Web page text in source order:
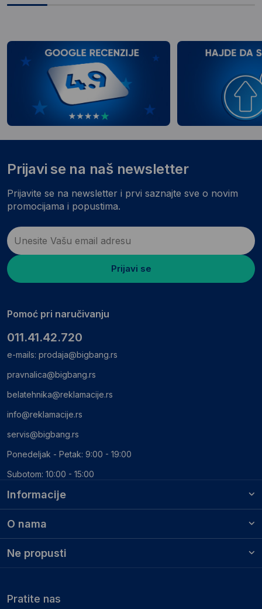
Informacije
O nama
Ne propusti
Prijavi se na naš newsletter
Prijavite se na newsletter i prvi saznajte sve o novim
promocijama i popustima.
Prijavi se
Pomoć pri naručivanju
011.41.42.720
e-mails: prodaja@bigbang.rs
pravnalica@bigbang.rs
belatehnika@reklamacije.rs
info@reklamacije.rs
servis@bigbang.rs
Ponedeljak - Petak: 9:00 - 19:00
Subotom: 10:00 - 15:00
Pratite nas